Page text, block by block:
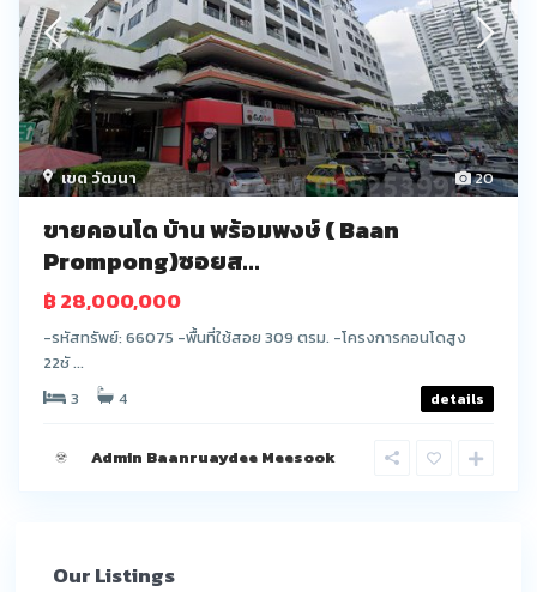
20
เขต วัฒนา
ขายคอนโด บ้าน พร้อมพงษ์ ( Baan
Prompong)ซอยส...
฿ 28,000,000
-รหัสทรัพย์: 66075 -พื้นที่ใช้สอย 309 ตรม. -โครงการคอนโดสูง
22ชั ...
3
4 details
Admin Baanruaydee Meesook
Our Listings